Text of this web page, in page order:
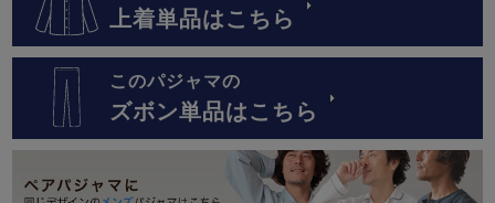
上着単品はこちら
このパジャマの
ズボン単品はこちら